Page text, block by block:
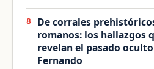
8
De corrales
romanos: los hallazgos
revelan el pasado oculto
Fernando